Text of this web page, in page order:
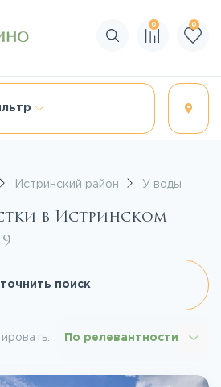
Поиск по сайту
0 0
Истринский район У воды
в Истринском
9
поиск
По релевантности